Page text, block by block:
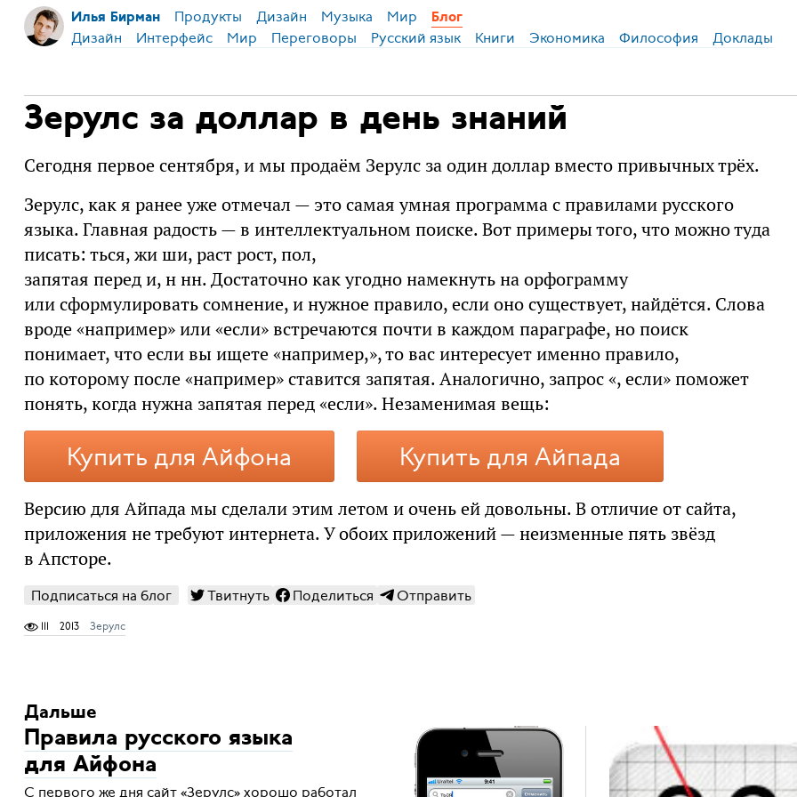
Илья Бирман Продукты Дизайн Музыка Мир Блог
Дизайн Интерфейс Мир Переговоры Русский язык Книги Экономика Философия Доклады
Зерулс за доллар в день знаний
Сегодня первое сентября, и мы продаём Зерулс за один доллар вместо привычных трёх.
Зерулс, как я ранее уже отмечал — это самая умная программа с правилами русского
языка. Главная радость — в интеллектуальном поиске. Вот примеры того, что можно туда
писать: ться, жи ши, раст рост, пол,
запятая перед и, н нн. Достаточно как угодно намекнуть на орфограмму
или сформулировать сомнение, и нужное правило, если оно существует, найдётся. Слова
вроде «например» или «если» встречаются почти в каждом параграфе, но поиск
понимает, что если вы ищете «например,», то вас интересует именно правило,
по которому после «например» ставится запятая. Аналогично, запрос «, если» поможет
понять, когда нужна запятая перед «если». Незаменимая вещь:
Купить для Айфона Купить для Айпада
Версию для Айпада мы сделали этим летом и очень ей довольны. В отличие от сайта,
приложения не требуют интернета. У обоих приложений — неизменные пять звёзд
в Апсторе.
Подписаться на блог Твитнуть Поделиться Отправить
111 2013 Зерулс
Дальше
Правила русского языка
для Айфона
С первого же дня сайт «Зерулс» хорошо работал